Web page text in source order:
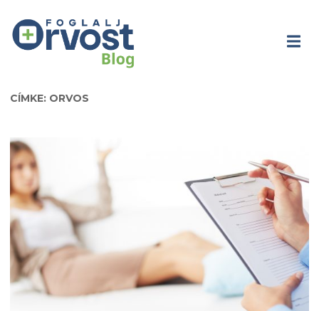
CÍMKE: ORVOS